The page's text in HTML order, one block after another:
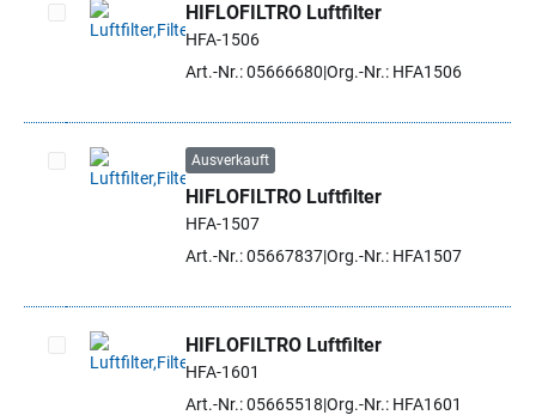
Artikel auswählen
HIFLOFILTRO Luftfilter
HFA-1506
Art.-Nr.: 05666680 Org.-Nr.: HFA1506
Artikel auswählen
Ausverkauft
HIFLOFILTRO Luftfilter
HFA-1507
Art.-Nr.: 05667837Org.-Nr.: HFA1507
Artikel auswählen
HIFLOFILTRO Luftfilter
HFA-1601
Art.-Nr.: 05665518 Org.-Nr.: HFA1601